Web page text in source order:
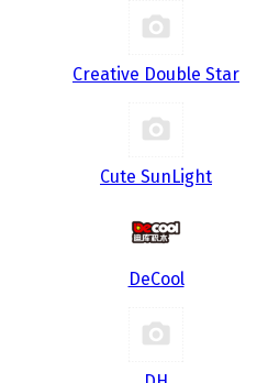
Creative Double Star
Cute SunLight
DeCool